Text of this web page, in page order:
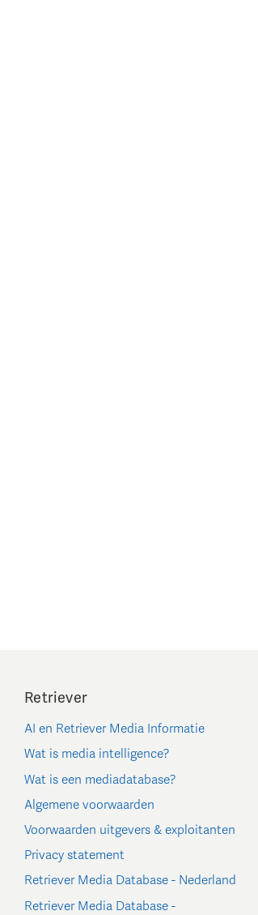
Retriever
AI en Retriever Media Informatie
Wat is media intelligence?
Wat is een mediadatabase?
Algemene voorwaarden
Voorwaarden uitgevers & exploitanten
Privacy statement
Retriever Media Database - Nederland
Retriever Media Database -